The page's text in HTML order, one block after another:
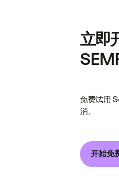
立即
免费试用
消。
开始免